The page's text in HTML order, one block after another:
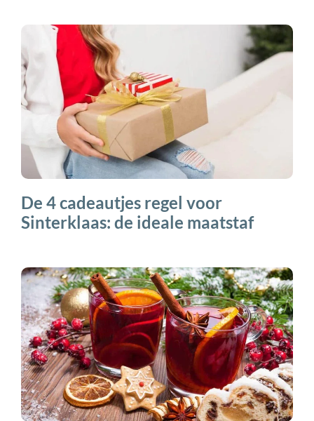
De 4 cadeautjes regel voor
Sinterklaas: de ideale maatstaf